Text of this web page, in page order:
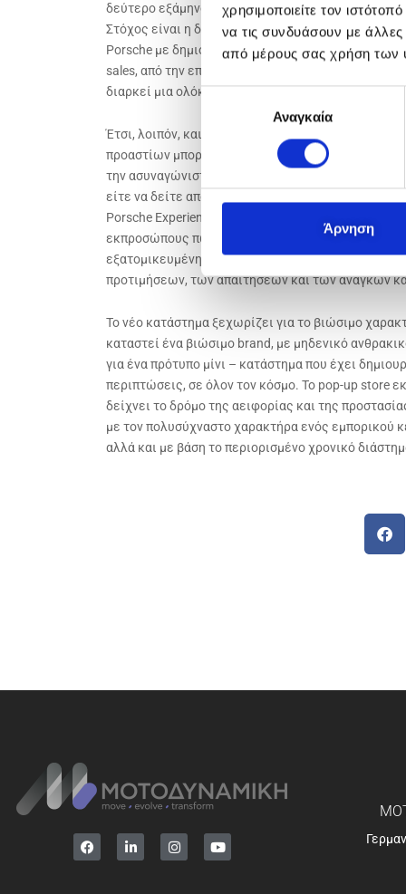
χρησιμοποιείτε τον
να τις συνδυάσουν με
από μέρους σας χρήση των
Ε
ι
λ
ή
υ
α
ά
θ
ε
σ
Αναγκαία
Άρνηση
δεύτερο εξάμηνο του έτους θα ακολουθήσει η
Στόχος είναι η δημιουργία μιας μπουτίκ σύμφωνα
Porsche με δημιουργικό τρόπο, είτε αυτό αφορά
sales, από την επιλογή του μοντέλου μέχρι την
διαρκεί μια ολόκληρη ζωή και για αυτό αξίζει το
Έτσι, λοιπόν, και για όσο χρόνο διαρκεί η
προαστίων μπορούν να επισκέπτονται πλέον το
την ασυναγώνιστη γοητεία της Porsche. Είτε
είτε να δείτε από κοντά τη συλλογή lifestyle
Porsche Experience Store είναι το κατάλληλο
εκπροσώπους πωλήσεων, που θα είναι διαθέσιμη
εξατομικευμένη καθοδήγηση να δίνει
προτιμήσεων, των απαιτήσεων και των αναγκών
Το νέο κατάστημα ξεχωρίζει για το βιώσιμο
καταστεί ένα βιώσιμο brand, με μηδενικό
για ένα πρότυπο μίνι – κατάστημα που έχει
περιπτώσεις, σε όλον τον κόσμο. Το pop-up store
δείχνει το δρόμο της αειφορίας και της
με τον πολυσύχναστο χαρακτήρα ενός εμπορικού
αλλά και με βάση το περιορισμένο χρονικό